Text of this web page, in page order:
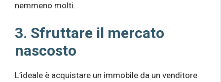
nemmeno molti.
3. Sfruttare il mercato
nascosto
L’ideale è acquistare un immobile da un venditore